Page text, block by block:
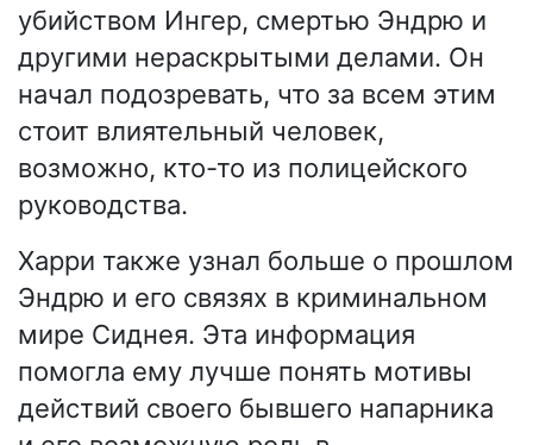
убийством Ингер, смертью Эндрю и
другими нераскрытыми делами. Он
начал подозревать, что за всем этим
стоит влиятельный человек,
возможно, кто-то из полицейского
руководства.
Харри также узнал больше о прошлом
Эндрю и его связях в криминальном
мире Сиднея. Эта информация
помогла ему лучше понять мотивы
действий своего бывшего напарника